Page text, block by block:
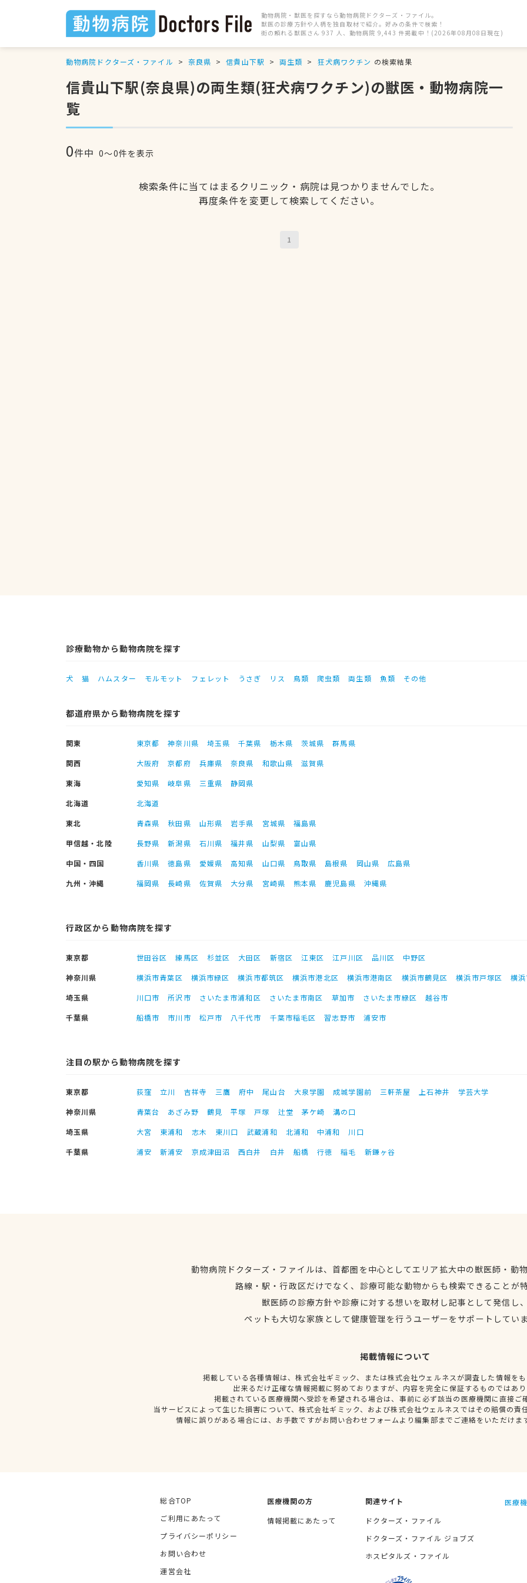
動物病院・獣医を探すなら動物病院ドクターズ・ファイル。
獣医の診療方針や人柄を独自取材で紹介。好みの条件で検索！
街の頼れる獣医さん 937 人、動物病院 9,443 件掲載中！(2026年08月08日現在)
動物病院ドクターズ・ファイル 奈良県 信貴山下駅 両生類 狂犬病ワクチン の検索結果
信貴山下駅(奈良県)の両生類(狂犬病ワクチン)の獣医・動物病院一
覧
0件中 0〜0件を表示
検索条件に当てはまるクリニック・病院は見つかりませんでした。
再度条件を変更して検索してください。
1
診療動物から動物病院を探す
犬 猫 ハムスター モルモット フェレット うさぎ リス 鳥類 爬虫類 両生類 魚類 その他
都道府県から動物病院を探す
関東 東京都 神奈川県 埼玉県 千葉県 栃木県 茨城県
群馬県
関西
大阪府 京都府 兵庫県 奈良県 和歌山県
滋賀県
東海
愛知県 岐阜県 三重県
静岡県
北海道
北海道
東北
青森県 秋田県 山形県 岩手県 宮城県
福島県
甲信越・北陸
長野県 新潟県 石川県 福井県 山梨県
富山県
中国・四国
香川県 徳島県 愛媛県 高知県 山口県 鳥取県 島根県 岡山県
広島県
九州・沖縄
福岡県 長崎県 佐賀県 大分県 宮崎県 熊本県 鹿児島県 沖縄県
行政区から動物病院を探す
東京都 世田谷区 練馬区 杉並区 大田区 新宿区 江東区 江戸川区 品川区
中野区
神奈川県
横浜市青葉区 横浜市緑区 横浜市都筑区 横浜市港北区 横浜市港南区 横浜市鶴見区 横浜市戸塚区
横
埼玉県
川口市 所沢市 さいたま市浦和区 さいたま市南区 草加市 さいたま市緑区
越谷市
千葉県
船橋市 市川市 松戸市 八千代市 千葉市稲毛区 習志野市 浦安市
注目の駅から動物病院を探す
東京都 荻窪 立川 吉祥寺 三鷹 府中 尾山台 大泉学園 成城学園前 三軒茶屋 上石神井
学芸大学
神奈川県
青葉台 あざみ野 鶴見 平塚 戸塚 辻堂 茅ケ崎
溝の口
埼玉県
大宮 東浦和 志木 東川口 武蔵浦和 北浦和 中浦和
川口
千葉県
浦安 新浦安 京成津田沼 西白井 白井 船橋 行徳 稲毛 新鎌ヶ谷
動物病院ドクターズ・ファイルは、首都圏を中心としてエリア拡大中の獣医師・動
路線・駅・行政区だけでなく、診療可能な動物からも検索できることが
獣医師の診療方針や診療に対する想いを取材し記事として発信し
ペットも大切な家族として健康管理を行うユーザーをサポートしてい
掲載情報について
掲載している各種情報は、株式会社ギミック、または株式会社ウェルネスが調査した情報を
出来るだけ正確な情報掲載に努めておりますが、内容を完全に保証するものではあ
掲載されている医療機関へ受診を希望される場合は、事前に必ず該当の医療機関に直接ご
当サービスによって生じた損害について、株式会社ギミック、および株式会社ウェルネスではその賠償の責
情報に誤りがある場合には、お手数ですがお問い合わせフォームより編集部までご連絡をいただけま
総合TOP
ご利用にあたって
プライバシーポリシー
お問い合わせ
運営会社
医療機関の方
情報掲載にあたって
関連サイト
ドクターズ・ファイル
ドクターズ・ファイル ジョブズ
ホスピタルズ・ファイル
医療